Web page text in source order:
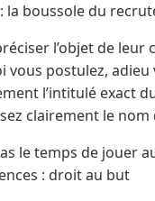
la boussole du
l’objet de
postulez, adieu
l’intitulé exact
clairement le nom
le temps de jouer
: droit au but